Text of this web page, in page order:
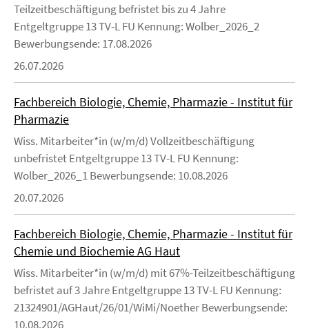
Teilzeitbeschäftigung befristet bis zu 4 Jahre
Entgeltgruppe 13 TV-L FU Kennung: Wolber_2026_2
Bewerbungsende: 17.08.2026
26.07.2026
Fachbereich Biologie, Chemie, Pharmazie - Institut für
Pharmazie
Wiss. Mitarbeiter*in (w/m/d) Vollzeitbeschäftigung
unbefristet Entgeltgruppe 13 TV-L FU Kennung:
Wolber_2026_1 Bewerbungsende: 10.08.2026
20.07.2026
Fachbereich Biologie, Chemie, Pharmazie - Institut für
Chemie und Biochemie AG Haut
Wiss. Mitarbeiter*in (w/m/d) mit 67%-Teilzeitbeschäftigung
befristet auf 3 Jahre Entgeltgruppe 13 TV-L FU Kennung:
21324901/AGHaut/26/01/WiMi/Noether Bewerbungsende:
10.08.2026